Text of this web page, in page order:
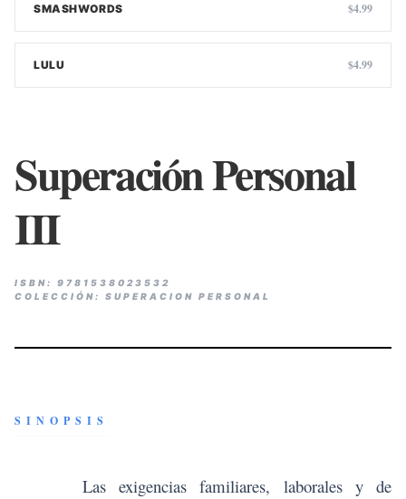
SMASHWORDS $4.99
LULU $4.99
Superación Personal
III
ISBN: 9781538023532
COLECCIÓN: SUPERACION PERSONAL
SINOPSIS
Las exigencias familiares, laborales y de